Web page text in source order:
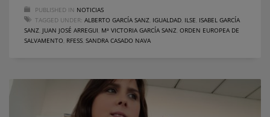
PUBLISHED IN NOTICIAS
TAGGED UNDER: ALBERTO GARCÍA SANZ IGUALDAD ILSE ISABEL GARCÍA
SANZ JUAN JOSÉ ARREGUI Mª VICTORIA GARCÍA SANZ ORDEN EUROPEA DE
SALVAMENTO RFESS SANDRA CASADO NAVA